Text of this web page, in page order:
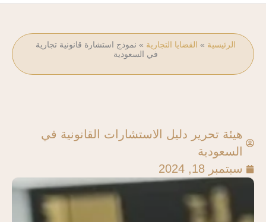
الرئيسية » القضايا التجارية » نموذج استشارة قانونية تجارية
في السعودية
هيئة تحرير دليل الاستشارات القانونية في
السعودية
سبتمبر 18, 2024